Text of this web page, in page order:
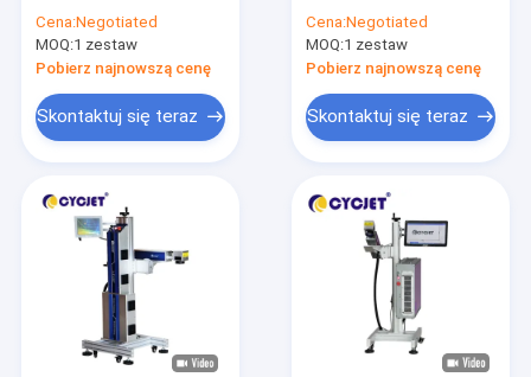
LF100F Qr Code
Printer
Cena:Negotiated
MOQ:1 zestaw
Pobierz najnowszą cenę
Skontaktuj się teraz
laserowego
Włóknowa drukarka
laserowa 120 W do
znakowania kabli
Cena:Negotiated
MOQ:1 zestaw
Pobierz najnowszą cenę
Skontaktuj się teraz